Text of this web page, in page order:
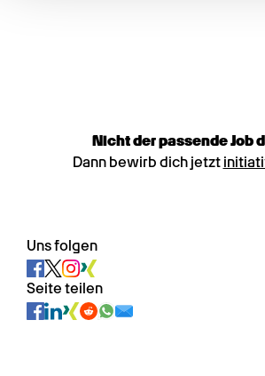
Nicht der passende Job
Dann bewirb dich jetzt
Uns folgen
Seite teilen